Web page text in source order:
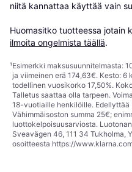
niitä kannattaa käyttää vain
Huomasitko tuotteessa jotain
ilmoita ongelmista täällä.
¹Esimerkki maksusuunnitelmasta:
ja viimeinen erä 174,63€. Kesto: 6
todellinen vuosikorko 17,50%.
Talletus saattaa olla tarpeen.
18-vuotiaille henkilöille.
Vähimmäisoston summa 25€;
luottokelpoisuusarviosta.
Sveavägen 46, 111 34 Tukholma,
osoitteesta https://